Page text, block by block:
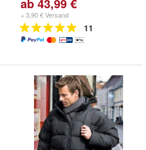
+ 3,90 € Versand
11